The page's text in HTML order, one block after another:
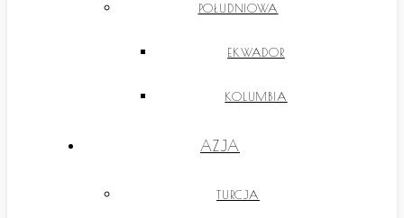
POŁUDNIOWA
EKWADOR
KOLUMBIA
AZJA
TURCJA